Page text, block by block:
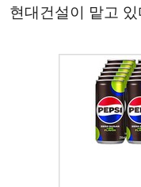
현대건설이 맡고